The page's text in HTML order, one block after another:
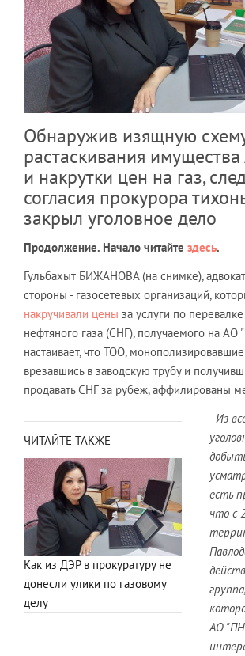
Обнаружив изящную
растаскивания
и накрутки цен на газ,
согласия прокурора
закрыл уголовное дело
Продолжение. Начало читайте здесь.
Гульбахыт БИЖАНОВА (на снимке),
стороны - газосетевых организаций,
накручивали цены за услуги по
нефтяного газа (СНГ), получаемого на АО
настаивает, что ТОО, монополизировавшие
врезавшись в заводскую трубу и
продавать СНГ за рубеж, аффилированы
ЧИТАЙТЕ ТАКЖЕ
Как из ДЭР в прокуратуру не
донесли улики по газовому
делу
- Из
есть
что с
АО